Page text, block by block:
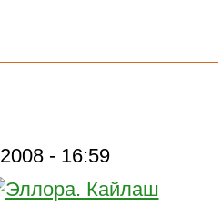
- 16:59